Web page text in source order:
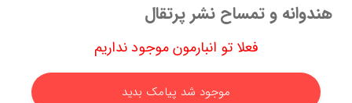
هندوانه و تمساح نشر پرتقال
فعلا تو انبارمون موجود نداریم
موجود شد پیامک بدید